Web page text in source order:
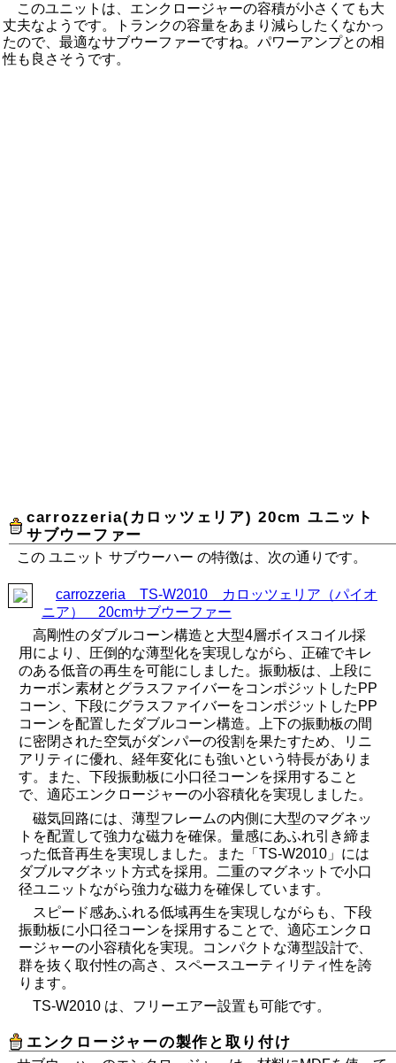
このユニットは、エンクロージャーの容積が小さくても大
丈夫なようです。トランクの容量をあまり減らしたくなかっ
たので、最適なサブウーファーですね。パワーアンプとの相
性も良さそうです。
carrozzeria(カロッツェリア) 20cm ユニット
サブウーファー
この ユニット サブウーハー の特徴は、次の通りです。
carrozzeria TS-W2010 カロッツェリア（パイオ
ニア） 20cmサブウーファー
高剛性のダブルコーン構造と大型4層ボイスコイル採
用により、圧倒的な薄型化を実現しながら、正確でキレ
のある低音の再生を可能にしました。振動板は、上段に
カーボン素材とグラスファイバーをコンポジットしたPP
コーン、下段にグラスファイバーをコンポジットしたPP
コーンを配置したダブルコーン構造。上下の振動板の間
に密閉された空気がダンパーの役割を果たすため、リニ
アリティに優れ、経年変化にも強いという特長がありま
す。また、下段振動板に小口径コーンを採用すること
で、適応エンクロージャーの小容積化を実現しました。
磁気回路には、薄型フレームの内側に大型のマグネッ
トを配置して強力な磁力を確保。量感にあふれ引き締ま
った低音再生を実現しました。また「TS-W2010」には
ダブルマグネット方式を採用。二重のマグネットで小口
径ユニットながら強力な磁力を確保しています。
スピード感あふれる低域再生を実現しながらも、下段
振動板に小口径コーンを採用することで、適応エンクロ
ージャーの小容積化を実現。コンパクトな薄型設計で、
群を抜く取付性の高さ、スペースユーティリティ性を誇
ります。
TS-W2010 は、フリーエアー設置も可能です。
エンクロージャーの製作と取り付け